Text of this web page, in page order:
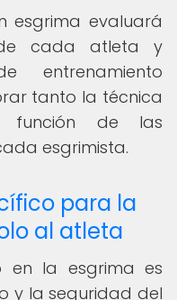
esgrima evaluará
cada atleta y
entrenamiento
tanto la técnica
de las
esgrimista.
para la
al atleta
en la esgrima es
y la seguridad del